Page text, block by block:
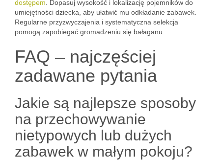
dostępem . Dopasuj wysokość i lokalizację pojemników do
umiejętności dziecka, aby ułatwić mu odkładanie zabawek.
Regularne przyzwyczajenia i systematyczna selekcja
pomogą zapobiegać gromadzeniu się bałaganu.
FAQ – najczęściej
zadawane pytania
Jakie są najlepsze sposoby
na przechowywanie
nietypowych lub dużych
zabawek w małym pokoju?